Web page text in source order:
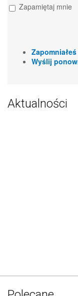
Zapamiętaj mnie
Wyślij
Aktualności